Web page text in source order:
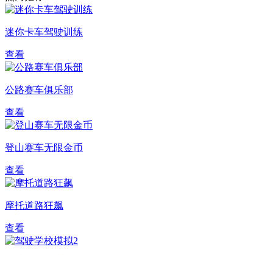
迷你卡车驾驶训练
查看
公路赛车俱乐部
查看
登山赛车无限金币
查看
摩托道路狂飙
查看